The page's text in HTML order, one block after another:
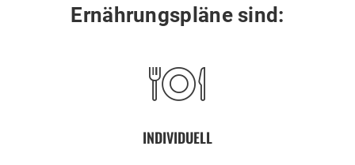
Ernährungspläne sind:
INDIVIDUELL